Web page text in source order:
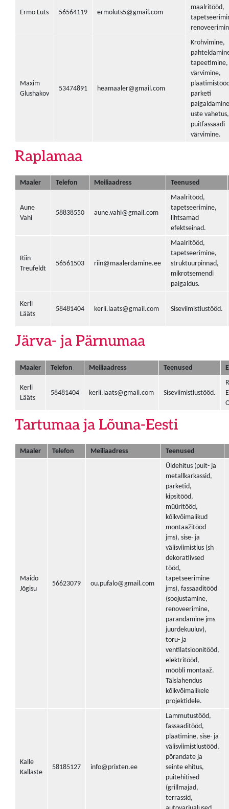
Ermo Luts 56564119 ermoluts5@gmail.com
maalritööd,
Maxim
Glushakov
53474891 heamaaler@gmail.com
Krohvimine,
tapeetimine,
värvimine,
parketi
uste vahetus,
puitfassaadi
värvimine.
Raplamaa
Maaler Telefon Meiliaadress Teenused
Aune
Vahi
58838550 aune.vahi@gmail.com
Maalritööd,
tapetseerimine,
lihtsamad
efektseinad.
Riin
Treufeldt
56561503 riin@maalerdamine.ee
Maalritööd,
tapetseerimine,
struktuurpinnad,
mikrotsemendi
paigaldus.
Kerli
Lääts
58481404 kerli.laats@gmail.com Siseviimistlustööd.
Järva- ja Pärnumaa
Maaler Telefon Meiliaadress Teenused
Kerli
Lääts
58481404 kerli.laats@gmail.com Siseviimistlustööd.
Tartumaa ja Lõuna-Eesti
Maaler Telefon Meiliaadress Teenused
Maido
Jõgisu
56623079 ou.pufalo@gmail.com
Üldehitus (puit- ja
metallkarkassid,
parketid,
kipsitööd,
müüritööd,
kõikvõimalikud
montaažitööd
jms), sise- ja
välisviimistlus (sh
dekoratiivsed
tööd,
tapetseerimine
jms), fassaaditööd
(soojustamine,
renoveerimine,
parandamine jms
juurdekuuluv),
toru- ja
ventilatsioonitööd,
elektritööd,
mööbli montaaž.
Täislahendus
kõikvõimalikele
projektidele.
Kalle
Kallaste
58185127 info@prixten.ee
Lammutustööd,
fassaaditööd,
plaatimine, sise- ja
välisviimistlustööd,
põrandate ja
seinte ehitus,
puitehitised
(grillmajad,
terrassid,